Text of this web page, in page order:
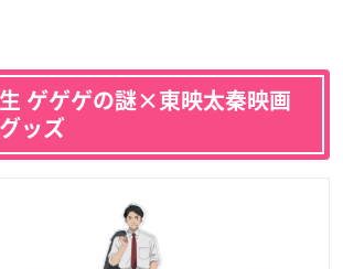
生 ゲゲゲの謎×東映太秦映画
ッズ